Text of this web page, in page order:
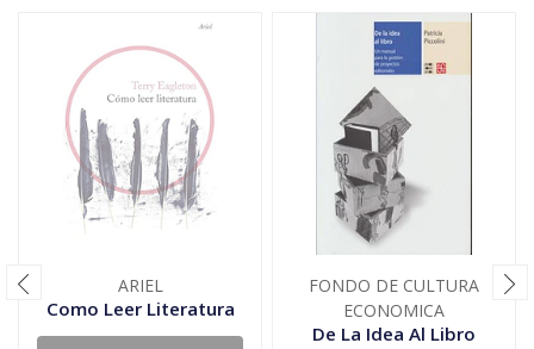
ARIEL
Como Leer Literatura
FONDO DE CULTURA
ECONOMICA
De La Idea Al Libro